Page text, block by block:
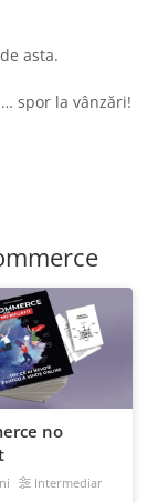
asta.
spor la vânzări!
no
Intermediar